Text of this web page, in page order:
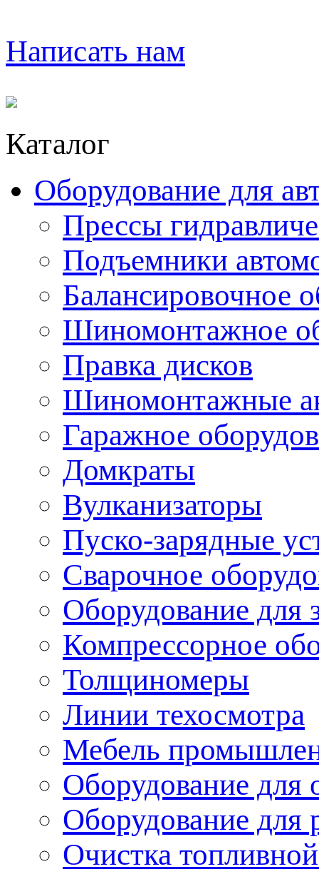
Написать нам
Каталог
Оборудование для
Прессы
Подъемники
Балансировочное
Шиномонтажное
Правка дисков
Шиномонтажные
Гаражное
Домкраты
Вулканизаторы
Пуско-зарядные
Сварочное
Оборудование для
Компрессорное
Толщиномеры
Линии техосмотра
Мебель
Оборудование для
Оборудование для
Очистка